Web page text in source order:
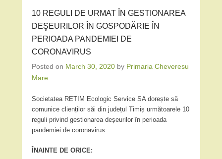
10 REGULI DE URMAT ÎN GESTIONAREA
DEŞEURILOR ÎN GOSPODĂRIE ÎN
PERIOADA PANDEMIEI DE
CORONAVIRUS
Posted on March 30, 2020 by Primaria Cheveresu
Mare
Societatea RETIM Ecologic Service SA dorește să
comunice clienților săi din județul Timiș următoarele 10
reguli privind gestionarea deșeurilor în perioada
pandemiei de coronavirus:
ÎNAINTE DE ORICE: